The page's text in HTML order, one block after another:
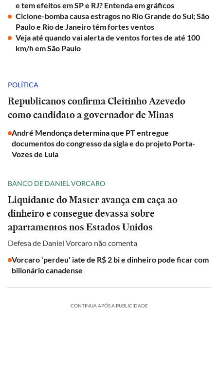
e tem efeitos em SP e RJ? Entenda em gráficos
Ciclone-bomba causa estragos no Rio Grande do Sul; São
Paulo e Rio de Janeiro têm fortes ventos
Veja até quando vai alerta de ventos fortes de até 100
km/h em São Paulo
POLÍTICA
Republicanos confirma Cleitinho Azevedo
como candidato a governador de Minas
André Mendonça determina que PT entregue
documentos do congresso da sigla e do projeto Porta-
Vozes de Lula
BANCO DE DANIEL VORCARO
Liquidante do Master avança em caça ao
dinheiro e consegue devassa sobre
apartamentos nos Estados Unidos
Defesa de Daniel Vorcaro não comenta
Vorcaro ‘perdeu' iate de R$ 2 bi e dinheiro pode ficar com
bilionário canadense
CONTINUA APÓS A PUBLICIDADE